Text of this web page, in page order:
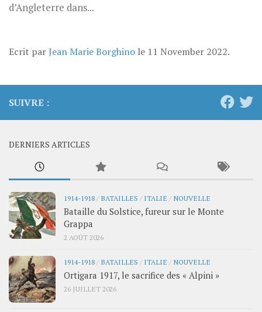
d’Angleterre dans...
Ecrit parJean Marie Borghino le 11 November 2022.
SUIVRE :
DERNIERS ARTICLES
1914-1918 / BATAILLES / ITALIE / NOUVELLE
Bataille du Solstice, fureur sur le Monte
Grappa
2 AOÛT 2026
1914-1918 / BATAILLES / ITALIE / NOUVELLE
Ortigara 1917, le sacrifice des « Alpini »
26 JUILLET 2026